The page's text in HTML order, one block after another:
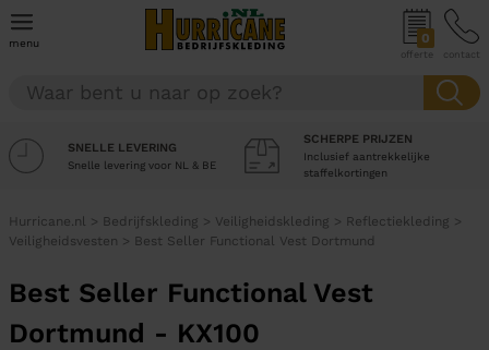
menu 0
offerte contact
SNELLE LEVERING
Snelle levering voor NL & BE
SCHERPE PRIJZEN
Inclusief aantrekkelijke
staffelkortingen
Hurricane.nl > Bedrijfskleding > Veiligheidskleding > Reflectiekleding >
Veiligheidsvesten > Best Seller Functional Vest Dortmund
Best Seller Functional Vest
Dortmund - KX100